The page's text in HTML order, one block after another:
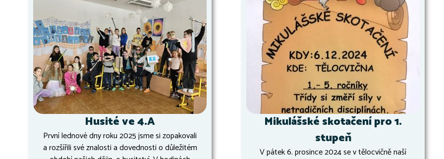
Husité ve 4.A
První lednové dny roku 2025 jsme si zopakovali
a rozšířili své znalosti a dovednosti o důležitém
Mikulášské skotačení pro 1.
stupeň
V pátek 6. prosince 2024 se v tělocvičně naší